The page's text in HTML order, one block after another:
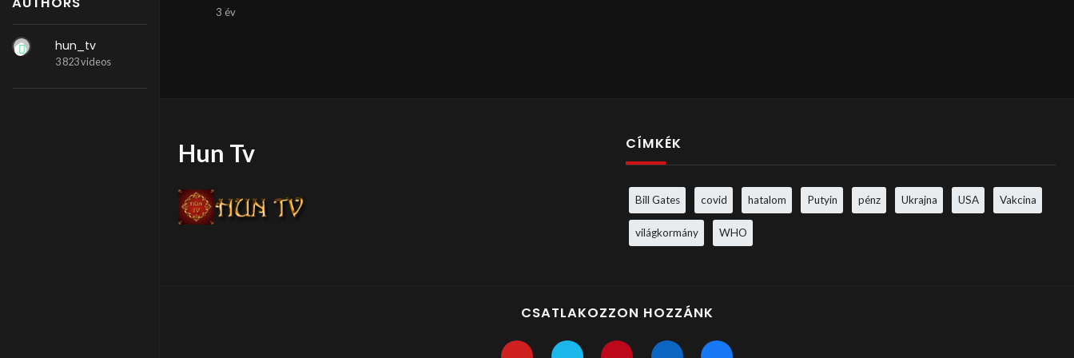
hun_tv
3 823 videos
3 év
Hun Tv CÍMKÉK
Bill Gates covid hatalom Putyin pénz Ukrajna USA Vakcina
világkormány WHO
CSATLAKOZZON HOZZÁNK